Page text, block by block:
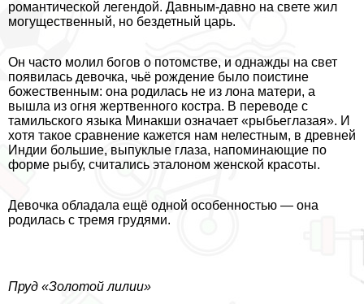
романтической легендой. Давным-давно на свете жил
могущественный, но бездетный царь.
Он часто молил богов о потомстве, и однажды на свет
появилась дeвoчка, чьё рождение было поистине
божественным: она родилась не из лона матери, а
вышла из огня жертвенного костра. В переводе с
тамильского языка Минакши означает «рыбьеглазая». И
хотя такое сравнение кажется нам нелестным, в древней
Индии большие, выпуклые глаза, напоминающие по
форме рыбу, считались эталоном женской красоты.
Дeвoчка обладала ещё одной особенностью — она
родилась с тремя гpyдями.
Пруд «Золотой лилии»